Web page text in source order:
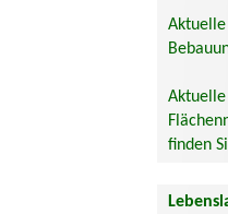
finden